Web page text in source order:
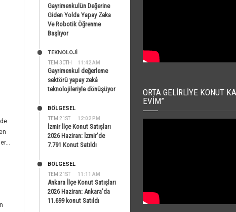
Gayrimenkulün Değerine
Giden Yolda Yapay Zeka
Ve Robotik Öğrenme
Başlıyor
TEM 30TH 11:42 AM
TEKNOLOJİ
Gayrimenkul değerleme
sektörü yapay zekâ
teknolojileriyle dönüşüyor
TEM 21ST 12:02 PM
BÖLGESEL
İzmir İlçe Konut Satışları
2026 Haziran: İzmir’de
7.791 Konut Satıldı
TEM 21ST 11:11 AM
BÖLGESEL
Ankara İlçe Konut Satışları
2026 Haziran: Ankara’da
11.699 konut Satıldı
ORTA GELIRLIYE KONUT
EVIM”